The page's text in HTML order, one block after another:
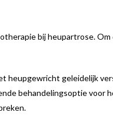
bij heupartrose.
heupgewricht geleidelijk
behandelingsoptie voor